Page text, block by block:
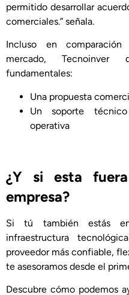
permitido desarrollar
comerciales.” señala.
Incluso en
mercado,
fundamentales:
Una propuesta
Un soporte
operativa
¿Y si esta
empresa?
Si tú también estás
infraestructura
proveedor más confiable,
te asesoramos desde el
Descubre cómo podemos